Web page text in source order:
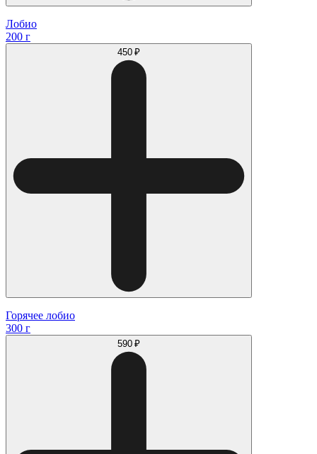
Лобио
200 г
450 ₽
Горячее лобио
300 г
590 ₽